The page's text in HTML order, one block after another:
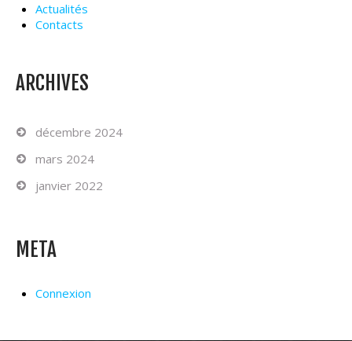
Actualités
Contacts
ARCHIVES
décembre 2024
mars 2024
janvier 2022
META
Connexion